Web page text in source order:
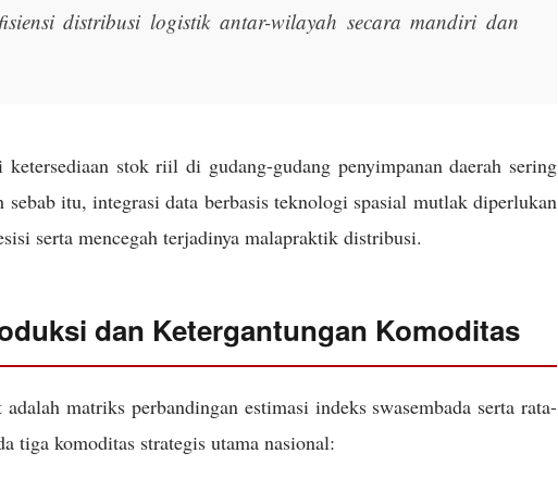
distribusi logistik antar-wilayah secara mandiri dan
stok riil di gudang-gudang penyimpanan daerah sering
itu, integrasi data berbasis teknologi spasial mutlak diperlukan
serta mencegah terjadinya malapraktik distribusi.
dan Ketergantungan Komoditas
matriks perbandingan estimasi indeks swasembada serta rata-
tiga komoditas strategis utama nasional: